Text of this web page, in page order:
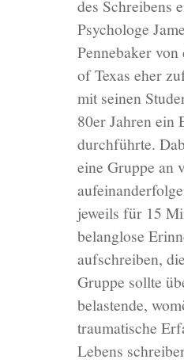
des Schreibens
Psychologe
Pennebaker
of Texas eher
mit seinen
80er Jahren ein
durchführte.
eine Gruppe an
jeweils für 15
belanglose
aufschreiben,
Gruppe sollte
belastende,
traumatische
Lebens